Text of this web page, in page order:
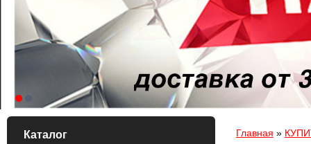
Каталог Вы здесь
Главная »